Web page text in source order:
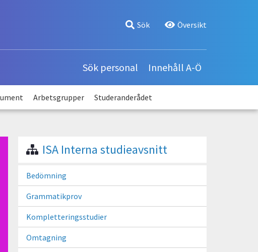
Användarmeny
Sök Översikt
Sök personal Innehåll A-Ö
Arbetsgrupper Studeranderådet
ISA Interna studieavsnitt
Bedömning
Grammatikprov
Kompletteringsstudier
Omtagning